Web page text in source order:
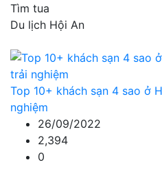
Tìm tua
Du lịch Hội An
Top 10+ khách sạn 4 sao ở
nghiệm
26/09/2022
2,394
0